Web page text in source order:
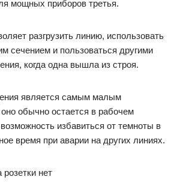
мощных приборов третья.
разгрузить линию, использовать
сечением и пользоваться другими
когда одна вышла из строя.
является самым малым
обычно остается в рабочем
избавиться от темноты в
время при аварии на других линиях.